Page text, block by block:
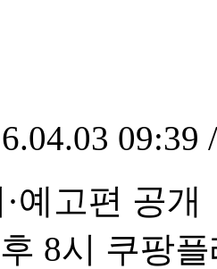
09:39
예고편 공개
8시 쿠팡